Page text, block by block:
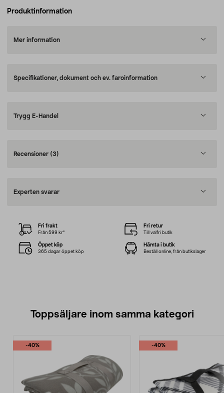
Produktinformation
Mer information
Specifikationer, dokument och ev. faroinformation
Trygg E-Handel
Recensioner (3)
Experten svarar
Fri frakt
Från 599 kr*
Fri retur
Till valfri butik
Öppet köp
365 dagar öppet köp
Hämta i butik
Beställ online, från butikslager
Toppsäljare inom samma kategori
-40% -40%